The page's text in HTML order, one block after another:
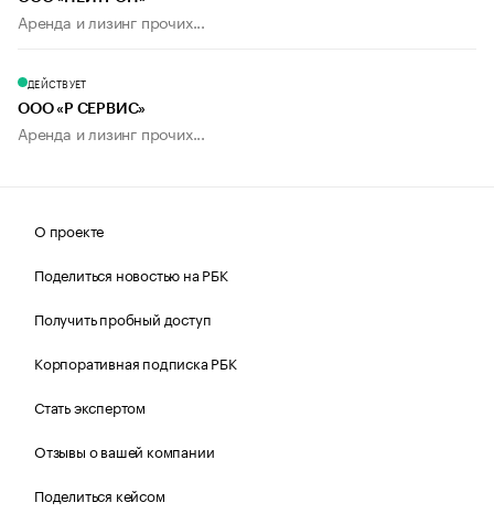
Аренда и лизинг прочих...
ДЕЙСТВУЕТ
ООО «Р СЕРВИС»
Аренда и лизинг прочих...
О проекте
Поделиться новостью на РБК
Получить пробный доступ
Корпоративная подписка РБК
Стать экспертом
Отзывы о вашей компании
Поделиться кейсом